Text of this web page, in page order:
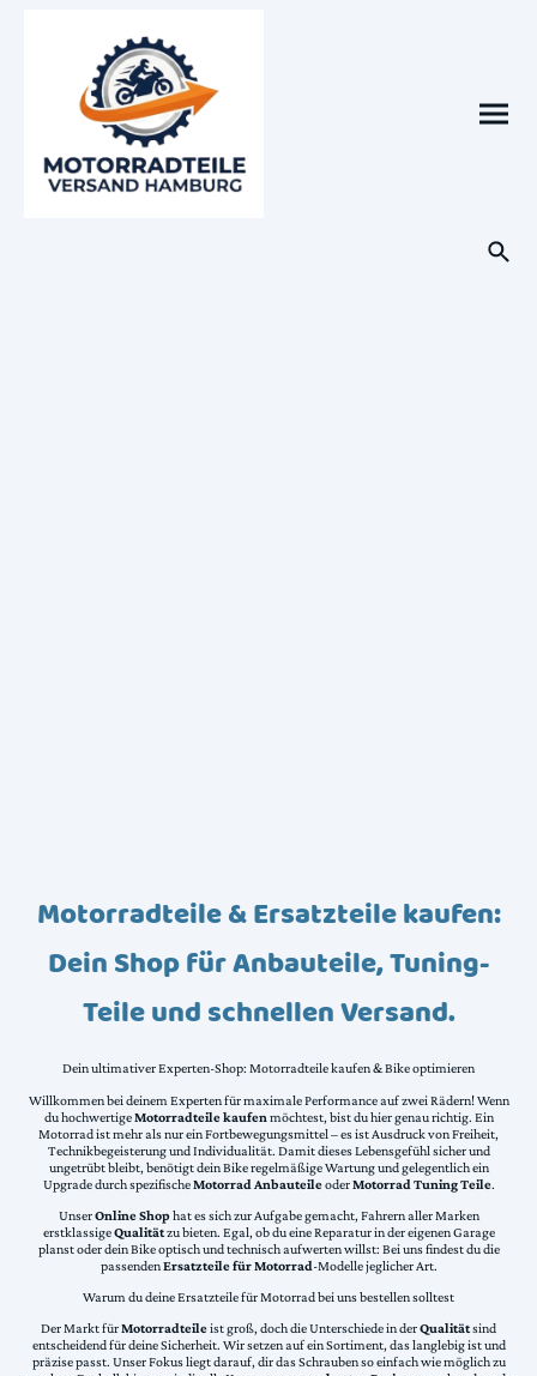
Motorradteile & Ersatzteile kaufen:
Dein Shop für Anbauteile, Tuning-
Teile und schnellen Versand.
Dein ultimativer Experten-Shop: Motorradteile kaufen & Bike optimieren
Willkommen bei deinem Experten für maximale Performance auf zwei Rädern! Wenn
du hochwertigeMotorradteile kaufen möchtest, bist du hier genau richtig. Ein
Motorrad ist mehr als nur ein Fortbewegungsmittel – es ist Ausdruck von Freiheit,
Technikbegeisterung und Individualität. Damit dieses Lebensgefühl sicher und
ungetrübt bleibt, benötigt dein Bike regelmäßige Wartung und gelegentlich ein
Upgrade durch spezifischeMotorrad AnbauteileoderMotorrad Tuning Teile.
UnserOnline Shophat es sich zur Aufgabe gemacht, Fahrern aller Marken
erstklassigeQualitätzu bieten. Egal, ob du eine Reparatur in der eigenen Garage
planst oder dein Bike optisch und technisch aufwerten willst: Bei uns findest du die
passendenErsatzteile für Motorrad-Modelle jeglicher Art.
Warum du deine Ersatzteile für Motorrad bei uns bestellen solltest
Der Markt fürMotorradteileist groß, doch die Unterschiede in derQualitätsind
entscheidend für deine Sicherheit. Wir setzen auf ein Sortiment, das langlebig ist und
präzise passt. Unser Fokus liegt darauf, dir das Schrauben so einfach wie möglich zu